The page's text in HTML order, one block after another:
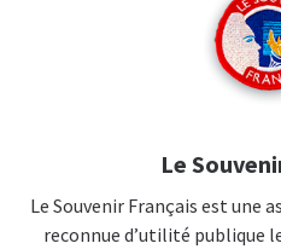
Le
Le Souvenir Français est une
reconnue d’utilité publique